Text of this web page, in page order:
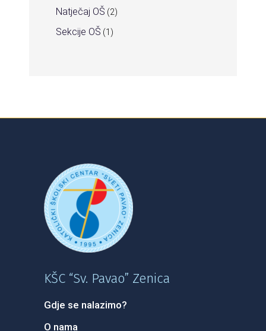
Natječaj OŠ (2)
Sekcije OŠ (1)
KŠC “Sv. Pavao” Zenica
Gdje se nalazimo?
O nama